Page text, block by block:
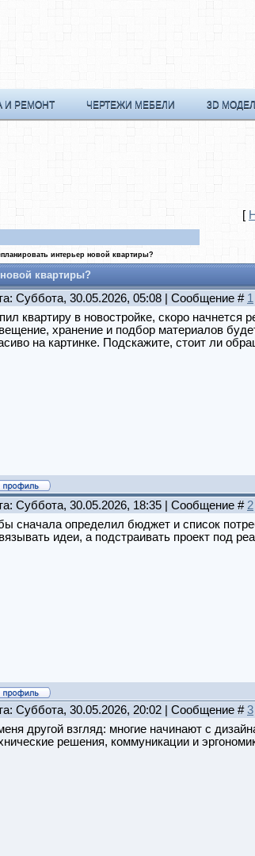
И РЕМОНТ ЧЕРТЕЖИ МЕБЕЛИ 3D
[
интерьер новой квартиры?
квартиры?
Суббота, 30.05.2026, 05:08 | Сообщение # 1
квартиру в новостройке, скоро
хранение и подбор материалов
на картинке. Подскажите, стоит ли
Суббота, 30.05.2026, 18:35 | Сообщение # 2
сначала определил бюджет и список
идеи, а подстраивать проект под
Суббота, 30.05.2026, 20:02 | Сообщение #3
другой взгляд: многие начинают с
решения, коммуникации и